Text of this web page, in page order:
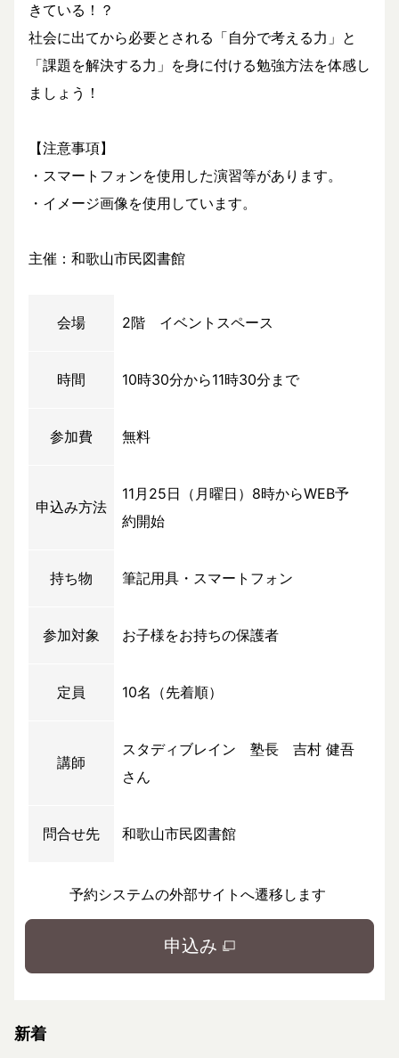
きている！？
社会に出てから必要とされる「自分で考える力」と
「課題を解決する力」を身に付ける勉強方法を体感し
ましょう！
【注意事項】
・スマートフォンを使用した演習等があります。
・イメージ画像を使用しています。
主催：和歌山市民図書館
会場 2階 イベントスペース
時間 10時30分から11時30分まで
参加費 無料
申込み方法
11月25日（月曜日）8時からWEB予
約開始
持ち物 筆記用具・スマートフォン
参加対象 お子様をお持ちの保護者
定員 10名（先着順）
講師
スタディブレイン 塾長 吉村 健吾
さん
問合せ先 和歌山市民図書館
予約システムの外部サイトへ遷移します
申込み
新着